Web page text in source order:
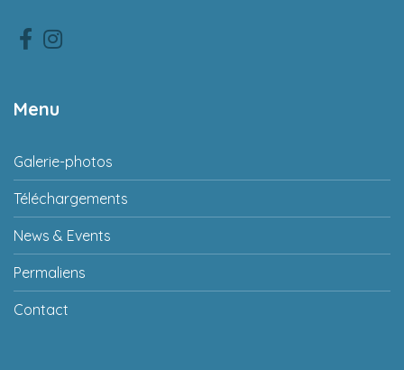
Facebook
Instagram
Menu
Galerie-photos
Téléchargements
News & Events
Permaliens
Contact